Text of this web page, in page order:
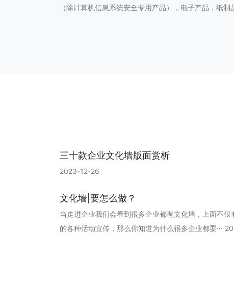
（除计算机信息系统安全专用产品），电子产品，纸
三十款企业文化墙版面赏析
2023-12-26
文化墙|要怎么做？
当走进企业我们会看到很多企业都有文化墙，上面不
的各种活动宣传，那么你知道为什么很多企业都要···